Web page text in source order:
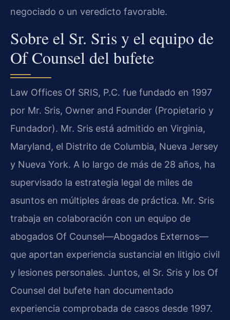
negociado o un veredicto favorable.
Sobre el Sr. Sris y el equipo de
Of Counsel del bufete
Law Offices Of SRIS, P.C. fue fundado en 1997
por Mr. Sris, Owner and Founder (Propietario y
Fundador). Mr. Sris está admitido en Virginia,
Maryland, el Distrito de Columbia, Nueva Jersey
y Nueva York. A lo largo de más de 28 años, ha
supervisado la estrategia legal de miles de
asuntos en múltiples áreas de práctica. Mr. Sris
trabaja en colaboración con un equipo de
abogados Of Counsel—Abogados Externos—
que aportan experiencia sustancial en litigio civil
y lesiones personales. Juntos, el Sr. Sris y los Of
Counsel del bufete han documentado
experiencia comprobada de casos desde 1997.